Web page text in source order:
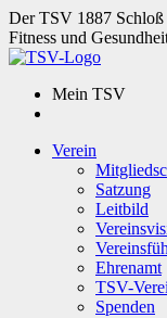
Der TSV 1887
Fitness und
Mein TSV
Verein
Satzung
Leitbild
Ehrenamt
TSV-
Spenden